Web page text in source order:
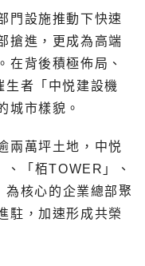
門設施推動下快速
搶進，更成為高端
在背後積極佈局、
者「中悦建設機
城市樣貌。
兩萬坪土地，中悦
「栢TOWER」、
為核心的企業總部聚
駐，加速形成共榮